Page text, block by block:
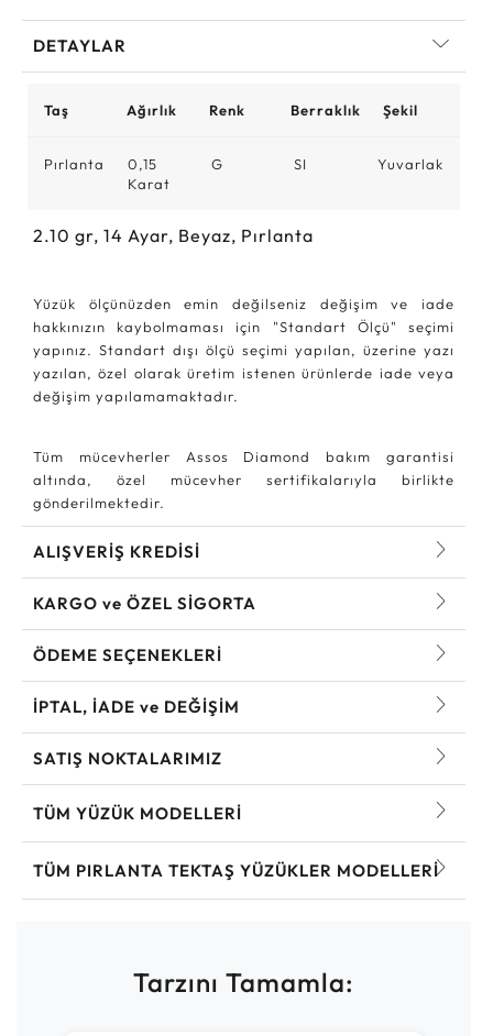
DETAYLAR
Taş Ağırlık Renk Berraklık Şekil
Pırlanta
0,15
Karat
G SI Yuvarlak
2.10 gr, 14 Ayar, Beyaz, Pırlanta
Yüzük ölçünüzden emin değilseniz değişim ve iade
hakkınızın kaybolmaması için "Standart Ölçü" seçimi
yapınız. Standart dışı ölçü seçimi yapılan, üzerine yazı
yazılan, özel olarak üretim istenen ürünlerde iade veya
değişim yapılamamaktadır.
Tüm mücevherler Assos Diamond bakım garantisi
altında, özel mücevher sertifikalarıyla birlikte
gönderilmektedir.
ALIŞVERİŞ KREDİSİ
KARGO ve ÖZEL SİGORTA
ÖDEME SEÇENEKLERİ
İPTAL, İADE ve DEĞİŞİM
SATIŞ NOKTALARIMIZ
TÜM YÜZÜK MODELLERI
TÜM PIRLANTA TEKTAŞ YÜZÜKLER MODELLERI
Tarzını Tamamla: